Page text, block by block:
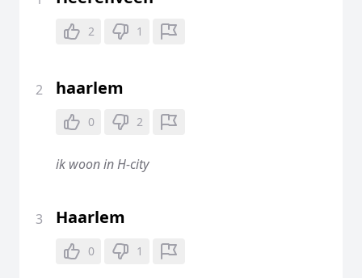
2 1
2 haarlem
0 2
ik woon in H-city
3 Haarlem
0 1